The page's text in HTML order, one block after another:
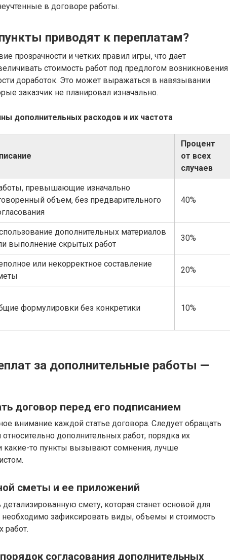
в договоре работы.
приводят к переплатам?
прозрачности и четких правил игры, что дает
стоимость работ под предлогом возникновения
доработок. Это может выражаться в навязывании
заказчик не планировал изначально.
дополнительных расходов и их частота
Процент
от всех
случаев
превышающие изначально
объем, без предварительного
40%
дополнительных материалов
выполнение скрытых работ
30%
или некорректное составление
20%
формулировки без конкретики 10%
за дополнительные работы —
договор перед его подписанием
внимание каждой статье договора. Следует обращать
дополнительных работ, порядка их
какие-то пункты вызывают сомнения, лучше
сметы и ее приложений
смету, которая станет основой для
необходимо зафиксировать виды, объемы и стоимость
работ.
согласования дополнительных